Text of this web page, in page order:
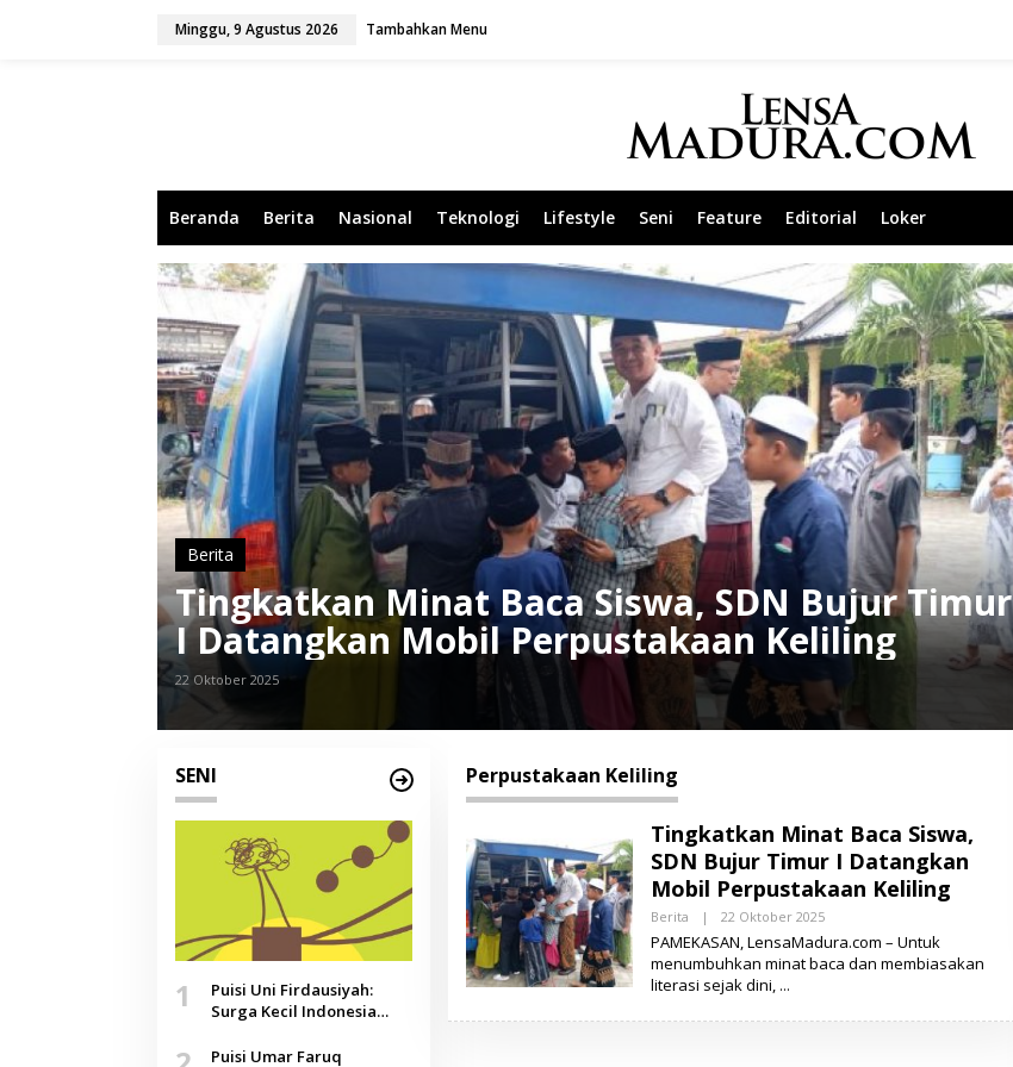
Minggu, 9 Agustus 2026 Tambahkan Menu
Beranda Berita Nasional Teknologi Lifestyle Seni Feature Editorial Loker
Berita
Tingkatkan Minat Baca Siswa, SDN Bujur Timur
I Datangkan Mobil Perpustakaan Keliling
22 Oktober 2025
SENI
1
Puisi Uni Firdausiyah:
Surga Kecil Indonesia
Doa yang Jauh, Narasi
Puisi Umar Faruq
Perpustakaan Keliling
Tingkatkan Minat Baca Siswa,
SDN Bujur Timur I Datangkan
Mobil Perpustakaan Keliling
Berita | 22 Oktober 2025O
E
H
PAMEKASAN, LensaMadura.com – Untuk
menumbuhkan minat baca dan membiasakan
literasi sejak dini,